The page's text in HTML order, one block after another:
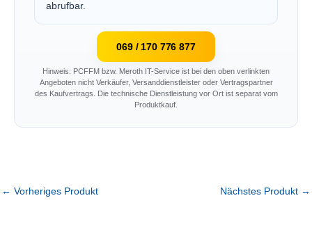
abrufbar.
069 / 170 776 877
Hinweis: PCFFM bzw. Meroth IT-Service ist bei den oben verlinkten
Angeboten nicht Verkäufer, Versanddienstleister oder Vertragspartner
des Kaufvertrags. Die technische Dienstleistung vor Ort ist separat vom
Produktkauf.
← Vorheriges Produkt Nächstes Produkt →